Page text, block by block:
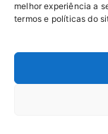
melhor experiência a
termos e políticas do